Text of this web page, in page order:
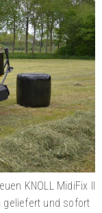
KNOLL MidiFix II
geliefert und sofort